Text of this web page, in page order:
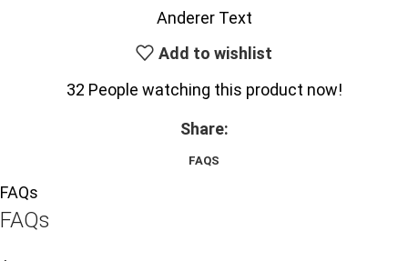
Anderer Text
Add to wishlist
32 People watching this product now!
Share:
FAQS
FAQs
FAQs